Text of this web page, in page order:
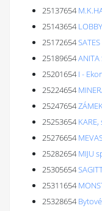
25137654
25143654
25172654
25189654
25201654 I -
25224654
25247654
25253654 KARE,
25276654
25282654 MIJU
25305654
25311654
25328654